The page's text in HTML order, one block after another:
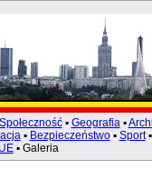
Społeczność▪ Geografia▪
▪ Bezpieczeństwo▪ Sport
UE▪ Galeria